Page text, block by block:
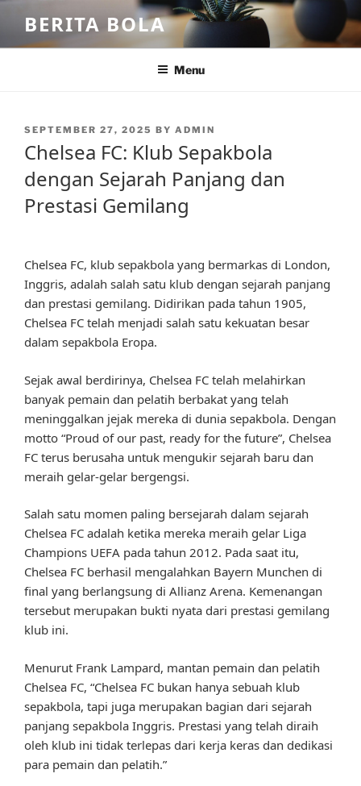
content
BERITA BOLA
Menu
POSTED
ON
SEPTEMBER 27, 2025 BY ADMIN
Chelsea FC: Klub Sepakbola
dengan Sejarah Panjang dan
Prestasi Gemilang
Chelsea FC, klub sepakbola yang bermarkas di London,
Inggris, adalah salah satu klub dengan sejarah panjang
dan prestasi gemilang. Didirikan pada tahun 1905,
Chelsea FC telah menjadi salah satu kekuatan besar
dalam sepakbola Eropa.
Sejak awal berdirinya, Chelsea FC telah melahirkan
banyak pemain dan pelatih berbakat yang telah
meninggalkan jejak mereka di dunia sepakbola. Dengan
motto “Proud of our past, ready for the future”, Chelsea
FC terus berusaha untuk mengukir sejarah baru dan
meraih gelar-gelar bergengsi.
Salah satu momen paling bersejarah dalam sejarah
Chelsea FC adalah ketika mereka meraih gelar Liga
Champions UEFA pada tahun 2012. Pada saat itu,
Chelsea FC berhasil mengalahkan Bayern Munchen di
final yang berlangsung di Allianz Arena. Kemenangan
tersebut merupakan bukti nyata dari prestasi gemilang
klub ini.
Menurut Frank Lampard, mantan pemain dan pelatih
Chelsea FC, “Chelsea FC bukan hanya sebuah klub
sepakbola, tapi juga merupakan bagian dari sejarah
panjang sepakbola Inggris. Prestasi yang telah diraih
oleh klub ini tidak terlepas dari kerja keras dan dedikasi
para pemain dan pelatih.”